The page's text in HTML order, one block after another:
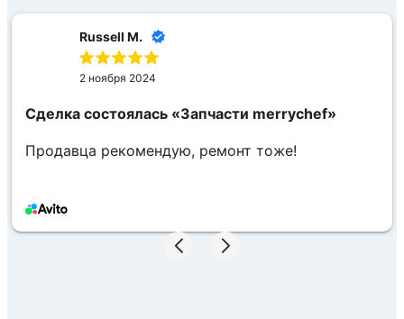
Russell M.
2 ноября 2024
Сделка состоялась «Запчасти merrychef»
Продавца рекомендую, ремонт тоже!